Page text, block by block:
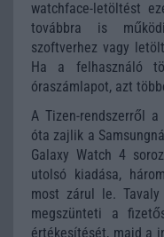
watchface-letöltést
továbbra is
szoftverhez vagy
Ha a felhasználó
óraszámlapot, azt
A Tizen-rendszerről
óta zajlik a
Galaxy Watch 4
utolsó kiadása,
most zárul le.
megszünteti a
értékesítését, majd a